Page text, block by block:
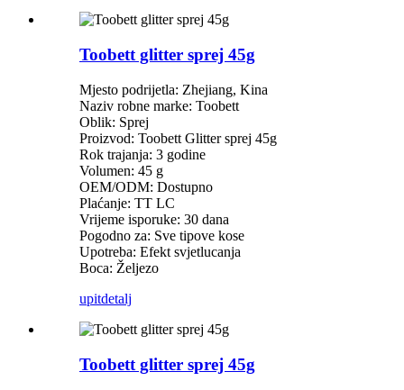
Toobett glitter sprej 45g
Mjesto podrijetla: Zhejiang, Kina
Naziv robne marke: Toobett
Oblik: Sprej
Proizvod: Toobett Glitter sprej 45g
Rok trajanja: 3 godine
Volumen: 45 g
OEM/ODM: Dostupno
Plaćanje: TT LC
Vrijeme isporuke: 30 dana
Pogodno za: Sve tipove kose
Upotreba: Efekt svjetlucanja
Boca: Željezo
upitdetalj
Toobett glitter sprej 45g